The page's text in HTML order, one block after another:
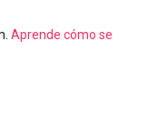
Aprende cómo se